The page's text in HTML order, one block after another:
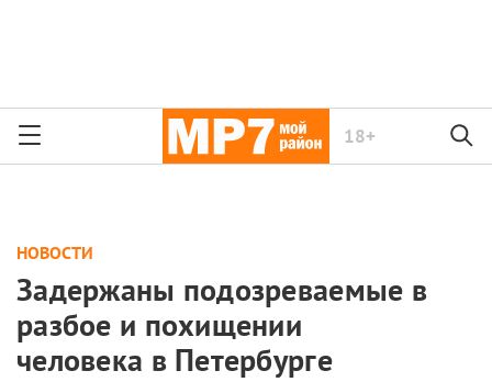
18+
НОВОСТИ
Задержаны подозреваемые в
разбое и похищении
человека в Петербурге